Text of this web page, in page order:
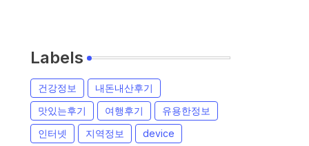
Labels
건강정보
내돈내산후기
맛있는후기
여행후기
유용한정보
인터넷
지역정보 device